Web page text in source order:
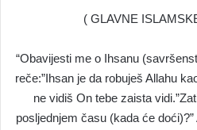
( GLAVNE
“Obavijesti me o Ihsanu
reče:”Ihsan je da robuješ Allahu
ne vidiš On tebe zaista
posljednjem času (kada će